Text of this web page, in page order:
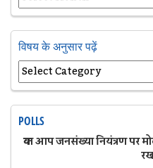
विषय के अनुसार पढ़ें
POLLS
क्या आप जनसंख्या नियंत्रण पर